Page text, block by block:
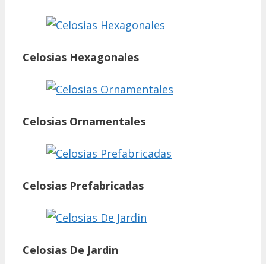
Celosias Hexagonales
Celosias Ornamentales
Celosias Prefabricadas
Celosias De Jardin